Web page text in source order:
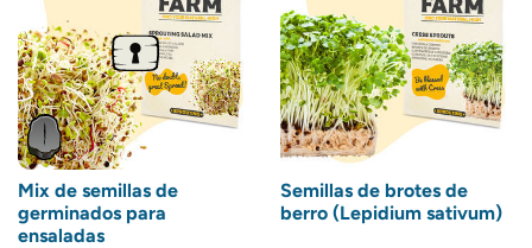
Mix de semillas de
germinados para
ensaladas
Semillas de brotes de
berro (Lepidium sativum)